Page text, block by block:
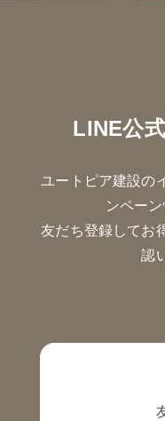
LINE公
ユートピア建設の
ンペー
友だち登録してお
認